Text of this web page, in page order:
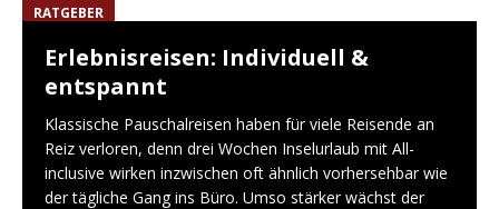
RATGEBER
Erlebnisreisen: Individuell &
entspannt
Klassische Pauschalreisen haben für viele Reisende an
Reiz verloren, denn drei Wochen Inselurlaub mit All-
inclusive wirken inzwischen oft ähnlich vorhersehbar wie
der tägliche Gang ins Büro. Umso stärker wächst der